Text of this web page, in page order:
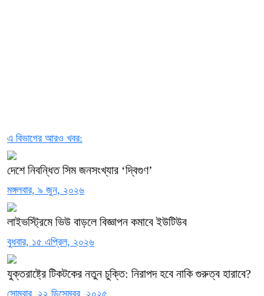
এ বিভাগের আরও খবর:
দেশে নিবন্ধিত সিম জনসংখ্যার ‘দ্বিগুণ’
মঙ্গলবার, ৯ জুন, ২০২৬
লাইভস্ট্রিমে ভিউ বাড়লে বিজ্ঞাপন কমাবে ইউটিউব
বুধবার, ১৫ এপ্রিল, ২০২৬
যুক্তরাষ্ট্রে টিকটকের নতুন চুক্তি: নিরাপদ হবে নাকি গুরুত্ব হারাবে?